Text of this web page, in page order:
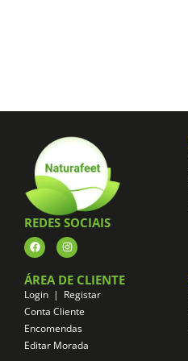
REDES SOCIAIS
ÁREA DE CLIENTE
Login | Registar
Conta Cliente
Encomendas
Editar Morada